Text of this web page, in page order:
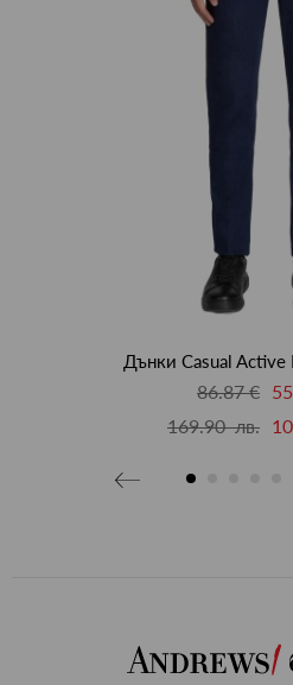
Дънки Casual Active
86.87 €
169.90 лв.